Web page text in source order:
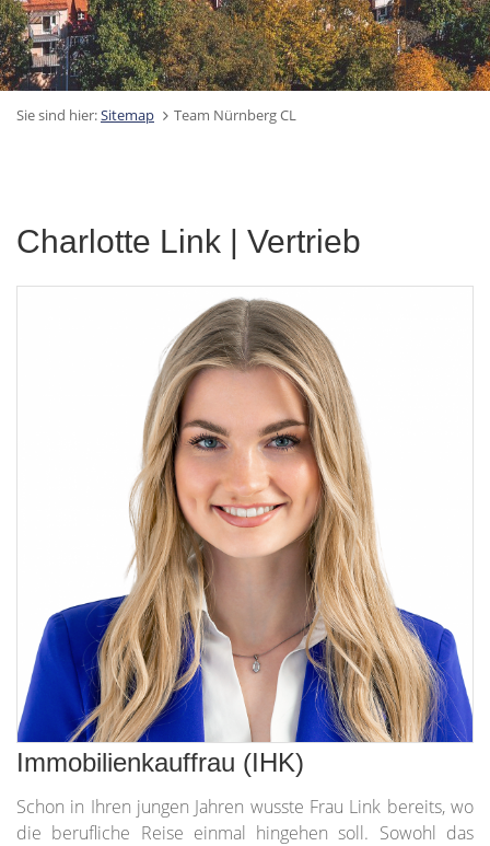
Sie sind hier:Sitemap Team Nürnberg CL
Charlotte Link | Vertrieb
Immobilienkauffrau (IHK)
Schon in Ihren jungen Jahren wusste Frau Link bereits, wo
die berufliche Reise einmal hingehen soll. Sowohl das